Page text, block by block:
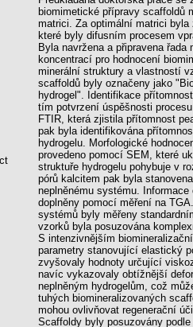
biomimetické přípravy scaffoldů
matrici. Za optimální matrici
které byly difusním procesem
Byla navržena a připravena
koncentrací pro hodnocení
minerální struktury a vlastností
scaffoldů byly označeny jako
hydrogel". Identifikace
tím potvrzení úspěšnosti
FTIR, která zjistila přítomnost
pak byla identifikována
hydrogelu. Morfologické
provedeno pomocí SEM, které
struktuře hydrogelu pohybuje v
pórů kalcitem pak byla
neplněnému systému.
doplněny pomocí měření na
systémů byly měřeny
vzorků byla posuzována
S intenzivnějším
parametry stanovující elastický
zvyšovaly hodnoty určující
navíc vykazovaly obtížnější
neplněným hydrogelům, což
tuhých biomineralizovaných
mohou ovlivňovat regenerační
Scaffoldy byly posuzovány